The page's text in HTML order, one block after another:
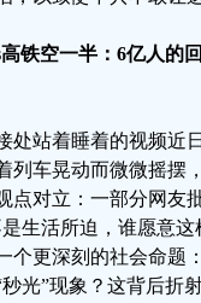
铁空一半：6亿人的
处站着睡着的视频近
列车晃动而微微摇摆
点对立：一部分网友
生活所迫，谁愿意这
个更深刻的社会命题
光”现象？这背后折